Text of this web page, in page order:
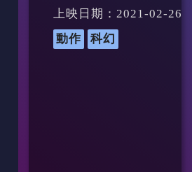
上映日期：2021-02-26
動作
科幻